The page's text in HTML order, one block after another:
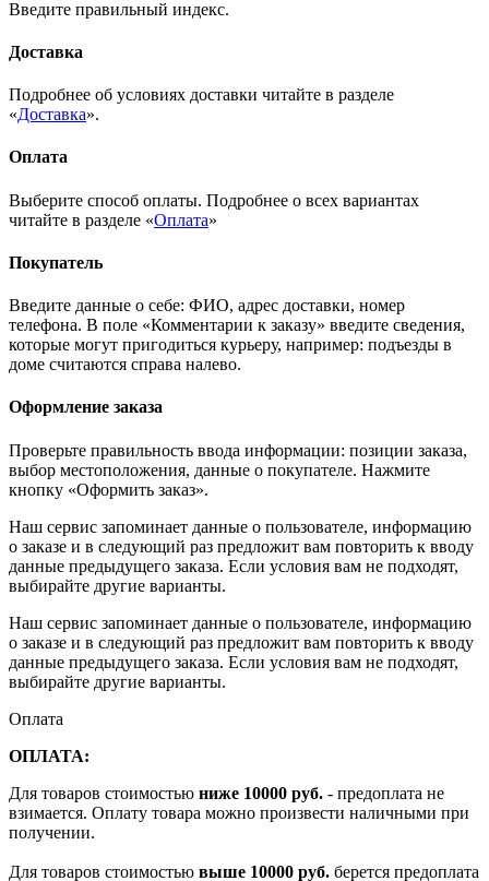
Введите правильный индекс.
Доставка
Подробнее об условиях доставки читайте в разделе
«Доставка».
Оплата
Выберите способ оплаты. Подробнее о всех вариантах
читайте в разделе «Оплата»
Покупатель
Введите данные о себе: ФИО, адрес доставки, номер
телефона. В поле «Комментарии к заказу» введите сведения,
которые могут пригодиться курьеру, например: подъезды в
доме считаются справа налево.
Оформление заказа
Проверьте правильность ввода информации: позиции заказа,
выбор местоположения, данные о покупателе. Нажмите
кнопку «Оформить заказ».
Наш сервис запоминает данные о пользователе, информацию
о заказе и в следующий раз предложит вам повторить к вводу
данные предыдущего заказа. Если условия вам не подходят,
выбирайте другие варианты.
Наш сервис запоминает данные о пользователе, информацию
о заказе и в следующий раз предложит вам повторить к вводу
данные предыдущего заказа. Если условия вам не подходят,
выбирайте другие варианты.
Оплата
ОПЛАТА:
Для товаров стоимостью ниже 10000 руб. - предоплата не
взимается. Оплату товара можно произвести наличными при
получении.
Для товаров стоимостью выше 10000 руб. берется предоплата